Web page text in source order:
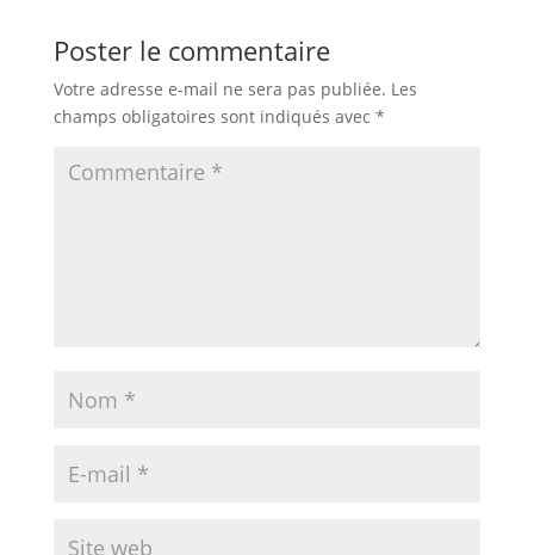
Poster le commentaire
Votre adresse e-mail ne sera pas publiée. Les
champs obligatoires sont indiqués avec *